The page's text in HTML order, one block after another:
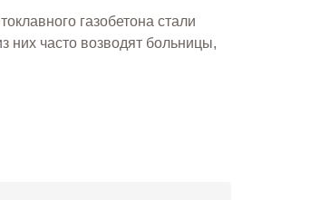
газобетона стали
них часто возводят больницы,